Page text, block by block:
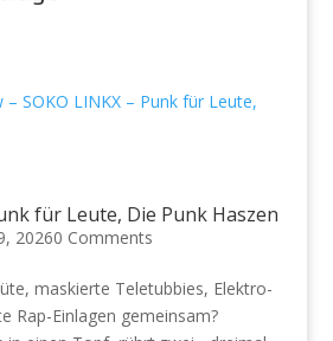
für Leute, Die Punk Haszen
20260 Comments
maskierte Teletubbies, Elektro-
Rap-Einlagen gemeinsam?